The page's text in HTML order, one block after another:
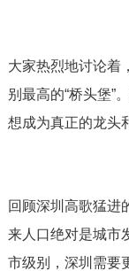
大家热烈地讨论着
别最高的“桥头堡”
想成为真正的龙头
回顾深圳高歌猛进
来人口绝对是城市
市级别，深圳需要